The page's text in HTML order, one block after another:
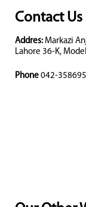
Contact Us
Addres: Markazi
Lahore 36-K,
Phone 042-